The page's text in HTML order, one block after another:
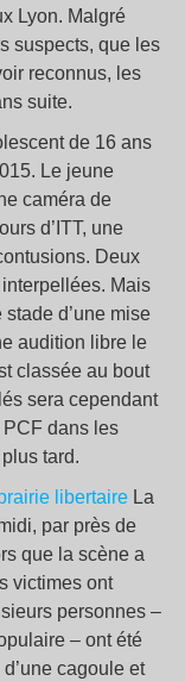
Lyon. Malgré
suspects, que les
reconnus, les
suite.
de 16 ans
Le jeune
caméra de
d’ITT, une
Deux
Mais
d’une mise
audition libre le
classée au bout
sera cependant
PCF dans les
tard.
libertaire La
par près de
que la scène a
victimes ont
personnes –
– ont été
cagoule et